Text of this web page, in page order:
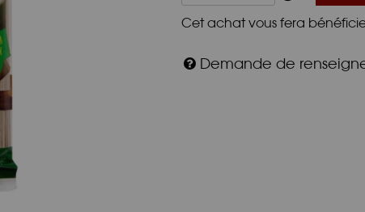
Cet achat vous fera
Demande de